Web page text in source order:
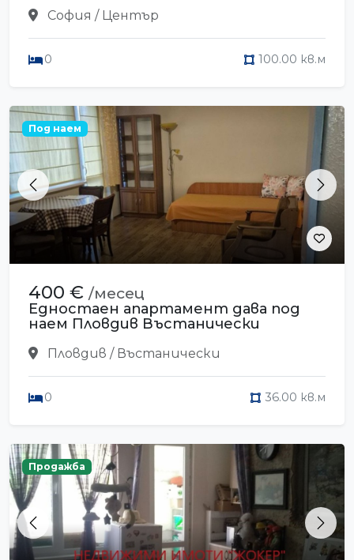
София / Център
0 100.00 кв.м
Previous Next
Под наем
400 € /месец
Едностаен апартамент дава под
наем Пловдив Въстанически
Пловдив / Въстанически
0 36.00 кв.м
Previous Next
Продажба